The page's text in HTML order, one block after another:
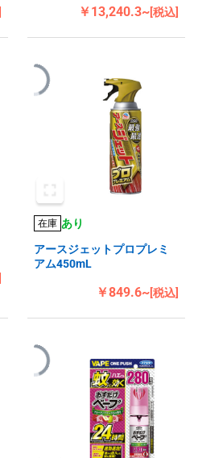
￥13,240.3~[税込]
在庫 あり
アースジェットプロプレミ
アム450mL
￥849.6~[税込]